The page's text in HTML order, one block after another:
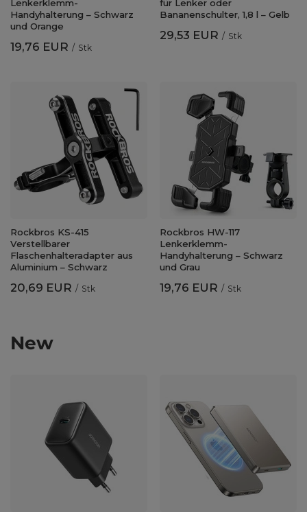
Lenkerklemm-
Handyhalterung – Schwarz
und Orange
19,76 EUR / Stk
für Lenker oder
Bananenschulter, 1,8 l – Gelb
29,53 EUR / Stk
Rockbros KS-415
Verstellbarer
Flaschenhalteradapter aus
Aluminium – Schwarz
20,69 EUR / Stk
Rockbros HW-117
Lenkerklemm-
Handyhalterung – Schwarz
und Grau
19,76 EUR / Stk
New